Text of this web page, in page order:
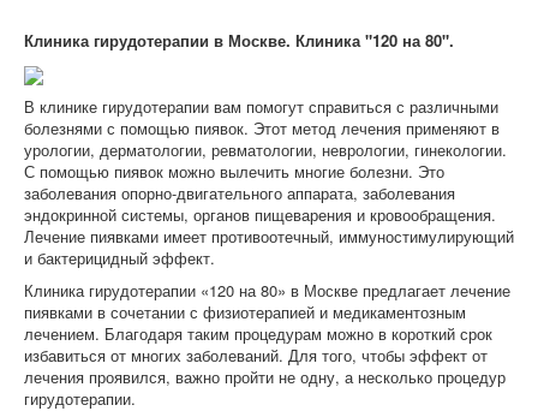
Клиника гирудотерапии в Москве. Клиника "120 на 80".
В клинике гирудотерапии вам помогут справиться с различными
болезнями с помощью пиявок. Этот метод лечения применяют в
урологии, дерматологии, ревматологии, неврологии, гинекологии.
С помощью пиявок можно вылечить многие болезни. Это
заболевания опорно-двигательного аппарата, заболевания
эндокринной системы, органов пищеварения и кровообращения.
Лечение пиявками имеет противоотечный, иммуностимулирующий
и бактерицидный эффект.
Клиника гирудотерапии «120 на 80» в Москве предлагает лечение
пиявками в сочетании с физиотерапией и медикаментозным
лечением. Благодаря таким процедурам можно в короткий срок
избавиться от многих заболеваний. Для того, чтобы эффект от
лечения проявился, важно пройти не одну, а несколько процедур
гирудотерапии.